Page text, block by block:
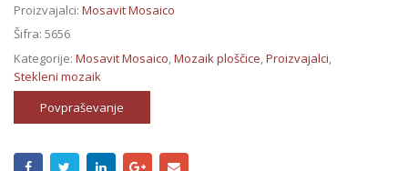
Proizvajalci: Mosavit Mosaico
Šifra: 5656
Kategorije: Mosavit Mosaico,Mozaik ploščice,Proizvajalci,
Stekleni mozaik
Povpraševanje